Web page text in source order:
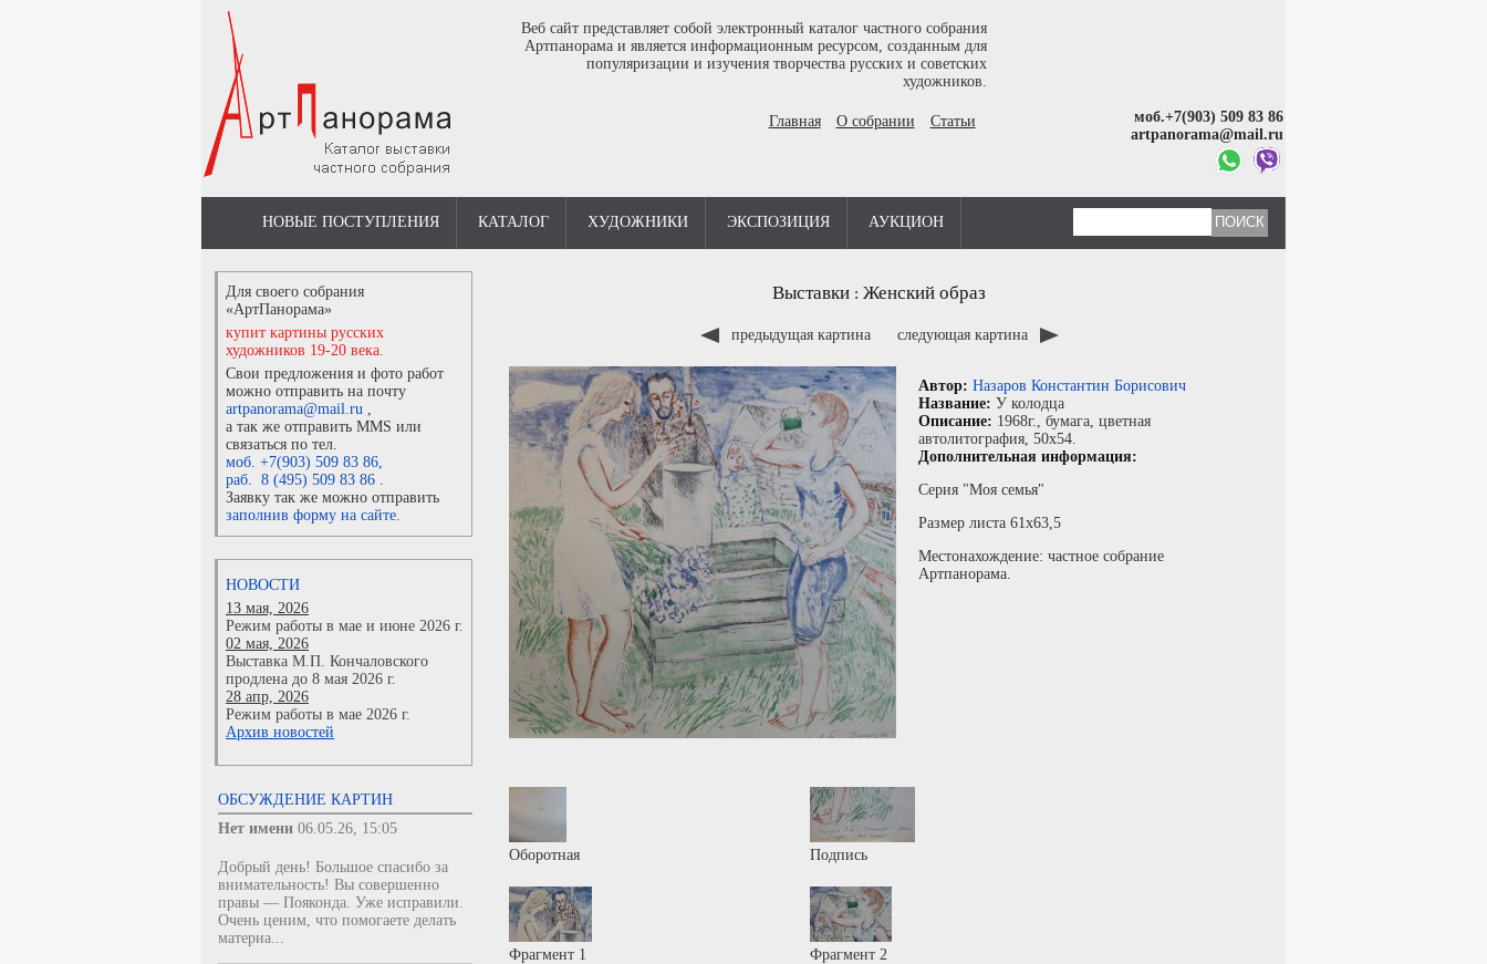
Веб сайт представляет собой электронный каталог частного собрания
Артпанорама и является информационным ресурсом, созданным для
популяризации и изучения творчества русских и советских
художников.
Главная О собрании Статьи
моб.+7(903) 509 83 86
artpanorama@mail.ru
НОВЫЕ ПОСТУПЛЕНИЯ КАТАЛОГ ХУДОЖНИКИ ЭКСПОЗИЦИЯ АУКЦИОН
Для своего собрания
«АртПанорама»
купит картины русских
художников 19-20 века.
Свои предложения и фото работ
можно отправить на почту
artpanorama@mail.ru ,
а так же отправить MMS или
связаться по тел.
моб. +7(903) 509 83 86,
раб. 8 (495) 509 83 86 .
Заявку так же можно отправить
заполнив форму на сайте.
НОВОСТИ
13 мая, 2026
Режим работы в мае и июне 2026 г.
02 мая, 2026
Выставка М.П. Кончаловского
продлена до 8 мая 2026 г.
28 апр, 2026
Режим работы в мае 2026 г.
Архив новостей
ОБСУЖДЕНИЕ КАРТИН
Нет имени 06.05.26, 15:05
Добрый день! Большое спасибо за
внимательность! Вы совершенно
правы — Пояконда. Уже исправили.
Очень ценим, что помогаете делать
материа...
Выставки : Женский образ
предыдущая картина следующая картина
Автор: Назаров Константин Борисович
Название: У колодца
Описание: 1968г., бумага, цветная
автолитография, 50x54.
Дополнительная информация:
Серия "Моя семья"
Размер листа 61х63,5
Местонахождение: частное собрание
Артпанорама.
Оборотная Подпись
Фрагмент 1 Фрагмент 2